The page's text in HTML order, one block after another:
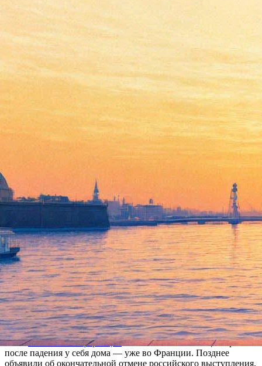
Скончался французский
шансонье Шарль Азнавур
01 октября 2018, Версия для печати
Легендарный французский шансонье Шарль Азнавур
скончался 1 октября в возрасте 94 лет. Об этом сообщает
со ссылкой на представителя музыканта.
Певец, автор песен и актер армянского происхождения
написал свыше 1300 песен и сыграл в шести десятках карти;
по итогам опроса журнала Time был признан лучшим
эстрадным исполнителем ХХ века. Песня Азнавура «Вечная
любовь», прозвучавшая в картине «Тегеран-43», стала в СССР
хитом, который перепевали многие артисты.
В апреле 2018 года Азнавур, приехавший в Петербург с
концертом в БКЗ «Октябрьский»,был экстренно
госпитализирован, а его концерт — перенесен на год. Однако
в маепоявилась информацияо новой госпитализации артиста
после падения у себя дома — уже во Франции. Позднее
объявили об окончательной отмене российского выступления.